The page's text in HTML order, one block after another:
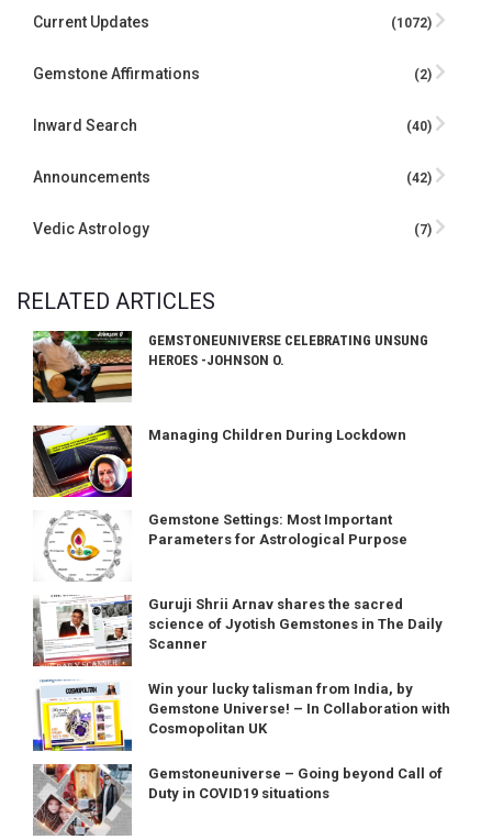
Current Updates (1072)
Gemstone Affirmations (2)
Inward Search (40)
Announcements (42)
Vedic Astrology (7)
RELATED ARTICLES
GEMSTONEUNIVERSE CELEBRATING UNSUNG
HEROES -JOHNSON O.
Managing Children During Lockdown
Gemstone Settings: Most Important
Parameters for Astrological Purpose
Guruji Shrii Arnav shares the sacred
science of Jyotish Gemstones in The Daily
Scanner
Win your lucky talisman from India, by
Gemstone Universe! – In Collaboration with
Cosmopolitan UK
Gemstoneuniverse – Going beyond Call of
Duty in COVID19 situations